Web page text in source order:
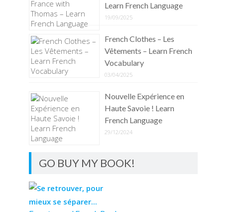
Learn French Language
19/09/2025
French Clothes – Les
Vêtements – Learn French
Vocabulary
03/04/2025
Nouvelle Expérience en
Haute Savoie ! Learn
French Language
29/12/2024
GO BUY MY BOOK!